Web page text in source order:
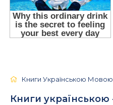
Книги Українською Мовою